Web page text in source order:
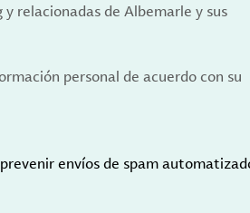
relacionadas de Albemarle y sus
personal de acuerdo con su
envíos de spam